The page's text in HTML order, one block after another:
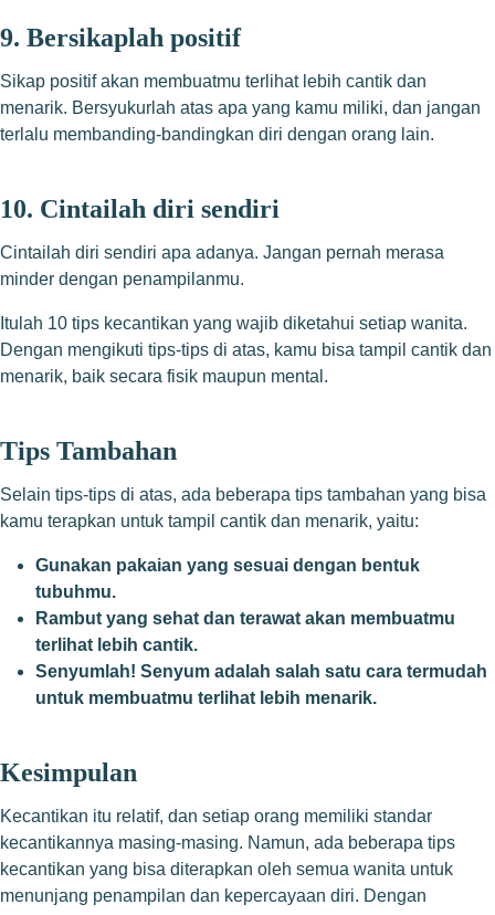
9. Bersikaplah positif
Sikap positif akan membuatmu terlihat lebih cantik dan
menarik. Bersyukurlah atas apa yang kamu miliki, dan jangan
terlalu membanding-bandingkan diri dengan orang lain.
10. Cintailah diri sendiri
Cintailah diri sendiri apa adanya. Jangan pernah merasa
minder dengan penampilanmu.
Itulah 10 tips kecantikan yang wajib diketahui setiap wanita.
Dengan mengikuti tips-tips di atas, kamu bisa tampil cantik dan
menarik, baik secara fisik maupun mental.
Tips Tambahan
Selain tips-tips di atas, ada beberapa tips tambahan yang bisa
kamu terapkan untuk tampil cantik dan menarik, yaitu:
Gunakan pakaian yang sesuai dengan bentuk
tubuhmu.
Rambut yang sehat dan terawat akan membuatmu
terlihat lebih cantik.
Senyumlah! Senyum adalah salah satu cara termudah
untuk membuatmu terlihat lebih menarik.
Kesimpulan
Kecantikan itu relatif, dan setiap orang memiliki standar
kecantikannya masing-masing. Namun, ada beberapa tips
kecantikan yang bisa diterapkan oleh semua wanita untuk
menunjang penampilan dan kepercayaan diri. Dengan